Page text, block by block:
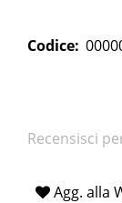
Codice:
Recensisci
Agg. alla